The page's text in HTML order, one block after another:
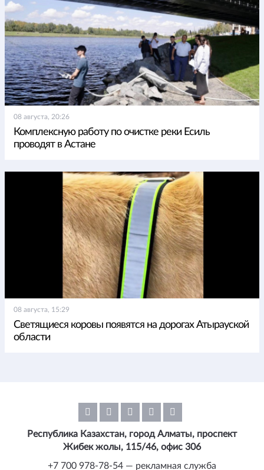
08 августа, 20:26
Комплексную работу по очистке реки Есиль
проводят в Астане
08 августа, 15:29
Светящиеся коровы появятся на дорогах Атырауской
области
Республика Казахстан, город Алматы, проспект
Жибек жолы, 115/46, офис 306
+7 700 978-78-54 — рекламная служба